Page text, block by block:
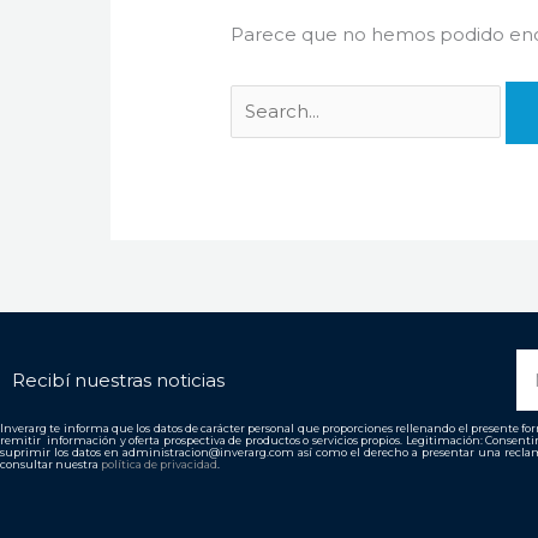
Parece que no hemos podido
Recibí nuestras noticias
Inverarg te informa que los datos de carácter personal que proporciones rellenando el presente
remitir información y oferta prospectiva de productos o servicios propios. Legitimación:
suprimir los datos en administracion@inverarg.com así como el derecho a presentar una
consultar nuestra política de privacidad.